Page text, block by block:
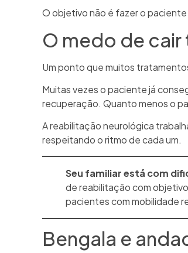
O objetivo não é fazer o paciente
O medo de
Um ponto que muitos
Muitas vezes o paciente já
recuperação. Quanto menos o
A reabilitação neurológica
respeitando o ritmo de cada um.
Seu familiar está com
de reabilitação com
pacientes com mobilidade
Bengala e